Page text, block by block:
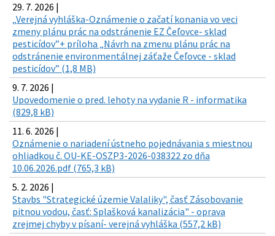
29. 7. 2026 |
„Verejná vyhláška-Oznámenie o začatí konania vo veci
zmeny plánu prác na odstránenie EZ Čeľovce- sklad
pesticídov”+ príloha „Návrh na zmenu plánu prác na
odstránenie environmentálnej záťaže Čeľovce - sklad
pesticídov” (1,8 MB)
9. 7. 2026 |
Upovedomenie o pred. lehoty na vydanie R - informatika
(829,8 kB)
11. 6. 2026 |
Oznámenie o nariadení ústneho pojednávania s miestnou
ohliadkou č. OU-KE-OSZP3-2026-038322 zo dňa
10.06.2026.pdf (765,3 kB)
5. 2. 2026 |
Stavbs "Strategické územie Valaliky", časť Zásobovanie
pitnou vodou, časť: Splašková kanalizácia" - oprava
zrejmej chyby v písaní- verejná vyhláška (557,2 kB)